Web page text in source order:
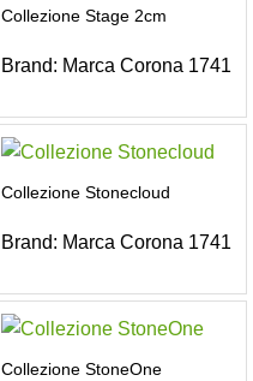
Collezione Stage 2cm
Brand: Marca Corona 1741
Collezione Stonecloud
Brand: Marca Corona 1741
Collezione StoneOne